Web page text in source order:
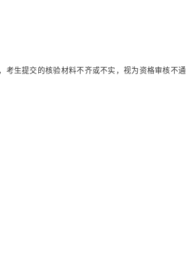
， 考生提交的核验材料不齐或不实 ， 视为资格审核不通